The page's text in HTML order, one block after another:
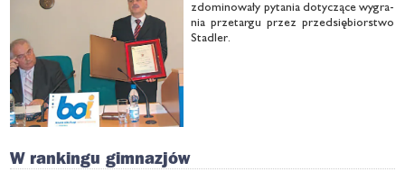
zdo­mi­no­wa­ły py­ta­nia do­ty­czą­ce wy­gra­
nia prze­tar­gu przez przed­się­bior­stwo
Sta­dler.
W rankingu gimnazjów